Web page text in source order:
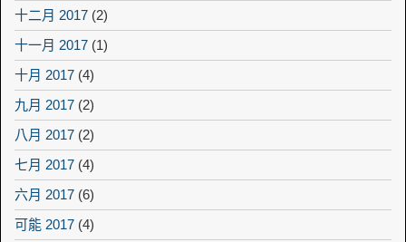
十二月 2017 (2)
十一月 2017 (1)
十月 2017 (4)
九月 2017 (2)
八月 2017 (2)
七月 2017 (4)
六月 2017 (6)
可能 2017 (4)